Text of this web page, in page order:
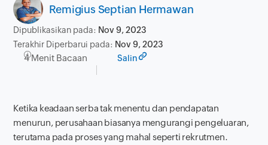
Remigius Septian Hermawan
Dipublikasikan pada: Nov 9, 2023
Terakhir Diperbarui pada: Nov 9, 2023
4 Menit Bacaan Salin
Ketika keadaan serba tak menentu dan pendapatan
menurun, perusahaan biasanya mengurangi pengeluaran,
terutama pada proses yang mahal seperti rekrutmen.